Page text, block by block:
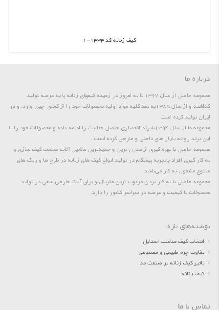
کیف زنانه کد 1333-1
اطلاعات بیشتر
درباره ما
مجموعه حاصل از سال 1367 تا به امروز در زمینه کیفهای زنانه پا به عرصه تولید
گذاشته و از سال 1385به بعد کلیه مواد اولیه محصولات خود را از کشور چین وارد، و در
ایران تولید کرده است .
مجموعه ما از سال 1394بابرند انحصاری حاصل فعالیت را ادامه داده و محصولات خود را با
این برند روانه بازار های داخلی و خارجی کرده است .
مجموعه حاصل با بهره گیری از مدرن ترین و جدیدترین ماشین آلات صنعت کیف سازی و
به کار گیری افراد باتجربه پیشگام در تولید انواع کیف های زنانه در طرح ها و رنگ های
متنوع مشغول به کار می‌باشد .
مجموعه حاصل با به کار بردن مرغوب ترین متریال و یراق آلات خارجی سعی در تولید
محصولات با کیفیت و عرضه در سراسر کشور را دارد.
نوشته‌های تازه
انتخاب کیف مناسب استایل
تفاوت چرم طبیعی و مصنوعی
تاثیر کیف زنانه بر صنعت مد
کیف زنانه
تماس با ما